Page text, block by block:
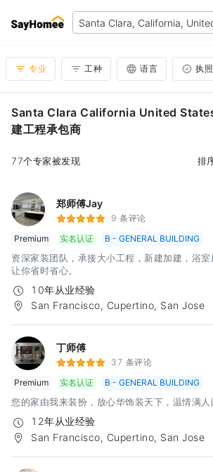
专业 工种 语言 执照
Santa Clara California United
建工程承包商
77个专家被发现 排
郑师傅Jay
9 条评论
Premium
实名认证 B - GENERAL BUILDING
资深家装团队，承接大小工程，新建加建，浴
让你省时省心。
10年从业经验
San Francisco, Cupertino, San Jose
丁师傅
37 条评论
Premium
实名认证 B - GENERAL BUILDING
您的家由我来装扮，放心华饰装天下，温情满人
12年从业经验
San Francisco, Cupertino, San Jose